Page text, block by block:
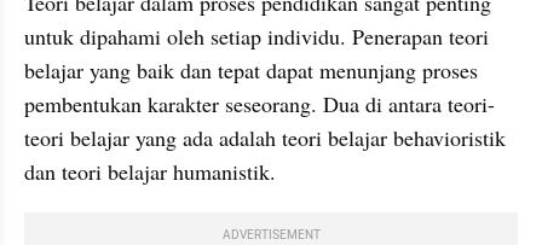
untuk dipahami oleh setiap individu. Penerapan teori
belajar yang baik dan tepat dapat menunjang proses
pembentukan karakter seseorang. Dua di antara teori-
teori belajar yang ada adalah teori belajar behavioristik
dan teori belajar humanistik.
ADVERTISEMENT